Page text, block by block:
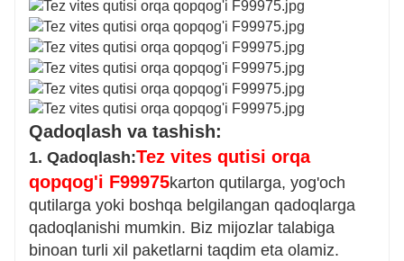
Qadoqlash va tashish:
1. Qadoqlash:Tez vites qutisi orqa
qopqog'i F99975karton qutilarga, yog'och
qutilarga yoki boshqa belgilangan qadoqlarga
qadoqlanishi mumkin. Biz mijozlar talabiga
binoan turli xil paketlarni taqdim eta olamiz.